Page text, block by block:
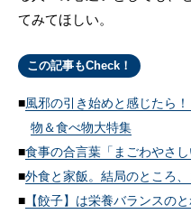
てみてほしい。
この記事もCheck！
風邪の引き始めと感じたら
物＆食べ物大特集
食事の合言葉「まごわやさ
外食と家飯。結局のところ
【餃子】は栄養バランスの